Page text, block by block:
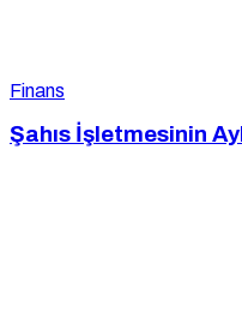
Finans
Şahıs İşletmesinin